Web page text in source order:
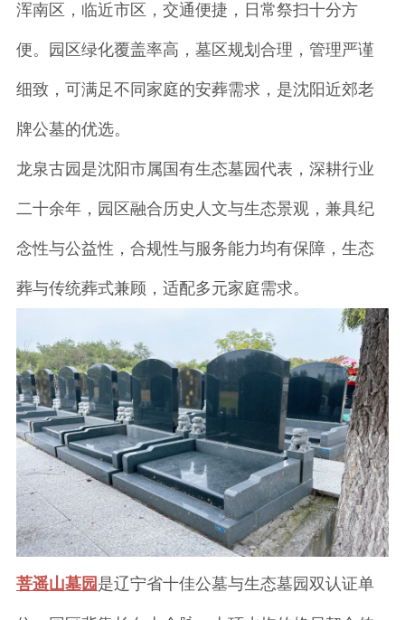
浑南区，临近市区，交通便捷，日常祭扫十分方
便。园区绿化覆盖率高，墓区规划合理，管理严谨
细致，可满足不同家庭的安葬需求，是沈阳近郊老
牌公墓的优选。
龙泉古园是沈阳市属国有生态墓园代表，深耕行业
二十余年，园区融合历史人文与生态景观，兼具纪
念性与公益性，合规性与服务能力均有保障，生态
葬与传统葬式兼顾，适配多元家庭需求。
菩遥山墓园 是辽宁省十佳公墓与生态墓园双认证单